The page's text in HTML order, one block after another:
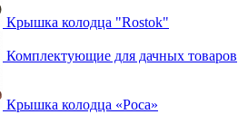
Крышка колодца "Rostok"
Комплектующие для дачных товаров
Крышка колодца «Роса»